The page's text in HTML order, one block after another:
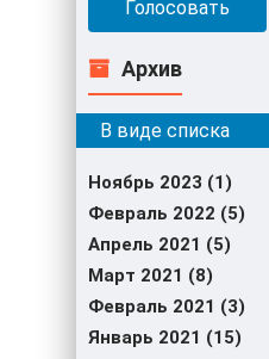
Голосовать
Архив
Ноябрь 2023 (1)
Февраль 2022 (5)
Апрель 2021 (5)
Март 2021 (8)
Февраль 2021 (3)
Январь 2021 (15)